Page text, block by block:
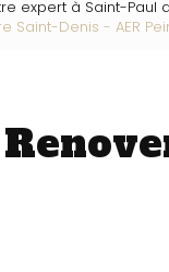
expert à Saint-Paul
Saint-Denis - AER